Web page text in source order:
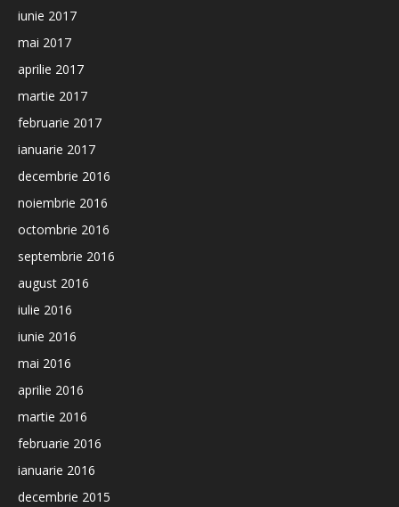
iunie 2017
mai 2017
aprilie 2017
martie 2017
februarie 2017
ianuarie 2017
decembrie 2016
noiembrie 2016
octombrie 2016
septembrie 2016
august 2016
iulie 2016
iunie 2016
mai 2016
aprilie 2016
martie 2016
februarie 2016
ianuarie 2016
decembrie 2015